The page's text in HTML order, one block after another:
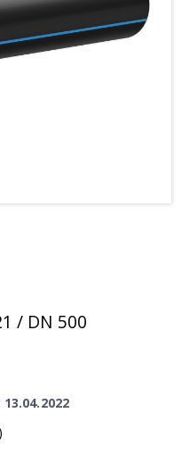
/ DN 500